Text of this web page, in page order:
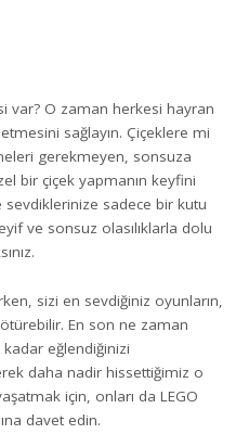
var? O zaman herkesi hayran
sağlayın. Çiçeklere mi
gerekmeyen, sonsuza
bir çiçek yapmanın keyfini
sevdiklerinize sadece bir kutu
ve sonsuz olasılıklarla dolu
sizi en sevdiğiniz oyunların,
En son ne zaman
kadar eğlendiğinizi
daha nadir hissettiğimiz o
için, onları da LEGO
davet edin.